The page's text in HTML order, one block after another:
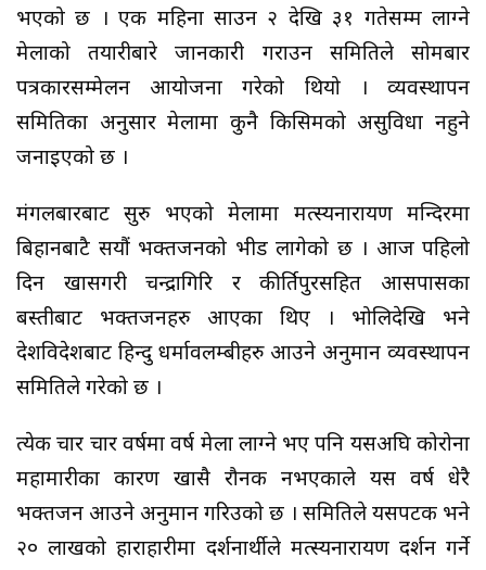
भएको छ । एक महिना साउन २ देखि ३१ गतेसम्म लाग्ने
मेलाको तयारीबारे जानकारी गराउन समितिले सोमबार
पत्रकारसम्मेलन आयोजना गरेको थियो । व्यवस्थापन
समितिका अनुसार मेलामा कुनै किसिमको असुविधा नहुने
जनाइएको छ ।
मंगलबारबाट सुरु भएको मेलामा मत्स्यनारायण मन्दिरमा
बिहानबाटै सयौं भक्तजनको भीड लागेको छ । आज पहिलो
दिन खासगरी चन्द्रागिरि र कीर्तिपुरसहित आसपासका
बस्तीबाट भक्तजनहरु आएका थिए । भोलिदेखि भने
देशविदेशबाट हिन्दु धर्मावलम्बीहरु आउने अनुमान व्यवस्थापन
समितिले गरेको छ ।
प्रत्येक चार चार वर्षमा वर्ष मेला लाग्ने भए पनि यसअघि कोरोना
महामारीका कारण खासै रौनक नभएकाले यस वर्ष धेरै
भक्तजन आउने अनुमान गरिउको छ । समितिले यसपटक भने
२० लाखको हाराहारीमा दर्शनार्थीले मत्स्यनारायण दर्शन गर्ने